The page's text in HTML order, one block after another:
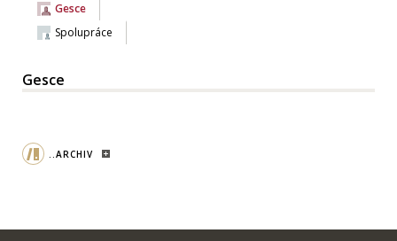
Gesce
Spolupráce
Gesce
..ARCHIV